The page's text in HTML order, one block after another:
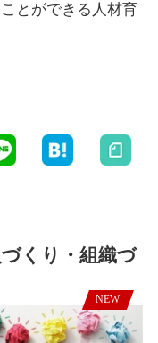
とができる人材育
くり・組織づ
NEW